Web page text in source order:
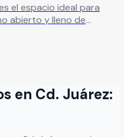
el espacio ideal para
abierto y lleno de
inolvidable,
con comodidad y
en Cd. Juárez: